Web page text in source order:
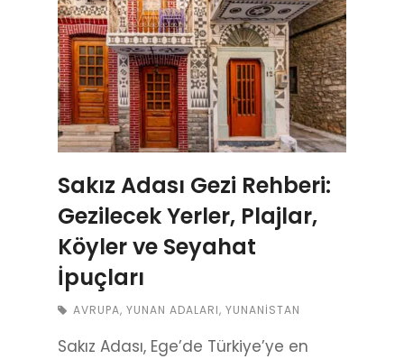
Sakız Adası Gezi Rehberi:
Gezilecek Yerler, Plajlar,
Köyler ve Seyahat
İpuçları
AVRUPA, YUNAN ADALARI, YUNANISTAN
Sakız Adası, Ege’de Türkiye’ye en